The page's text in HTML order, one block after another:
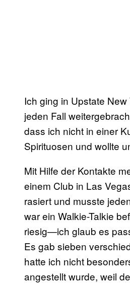
Ich ging in Upstate
jeden Fall
dass ich nicht in einer
Spirituosen und wollte
Mit Hilfe der Kontakte
einem Club in Las
rasiert und musste
war ein Walkie-Talkie
riesig—ich glaub es
Es gab sieben
hatte ich nicht
angestellt wurde, weil